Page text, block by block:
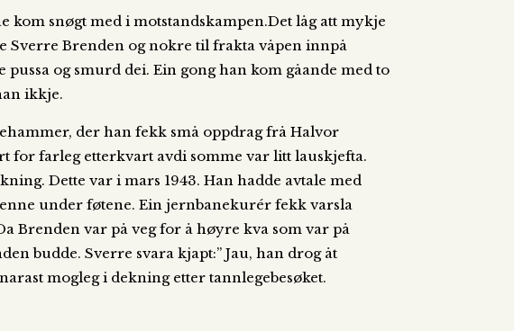
kom snøgt med i motstandskampen.Det låg att mykje
Sverre Brenden og nokre til frakta våpen innpå
og smurd dei. Ein gong han kom gåande med to
ikkje.
der han fekk små oppdrag frå Halvor
for farleg etterkvart avdi somme var litt lauskjefta.
Dette var i mars 1943. Han hadde avtale med
under føtene. Ein jernbanekurér fekk varsla
Brenden var på veg for å høyre kva som var på
budde. Sverre svara kjapt:” Jau, han drog åt
mogleg i dekning etter tannlegebesøket.